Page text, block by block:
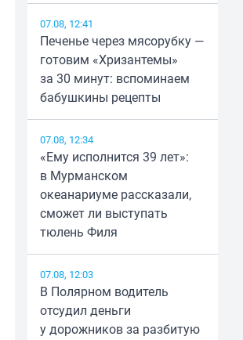
07.08, 12:41
Печенье через мясорубку —
готовим «Хризантемы»
за 30 минут: вспоминаем
бабушкины рецепты
07.08, 12:34
«Ему исполнится 39 лет»:
в Мурманском
океанариуме рассказали,
сможет ли выступать
тюлень Филя
07.08, 12:03
В Полярном водитель
отсудил деньги
у дорожников за разбитую